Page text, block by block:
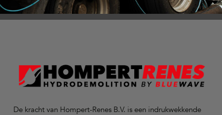
De kracht van Hompert-Renes B.V. is een indrukwekkende